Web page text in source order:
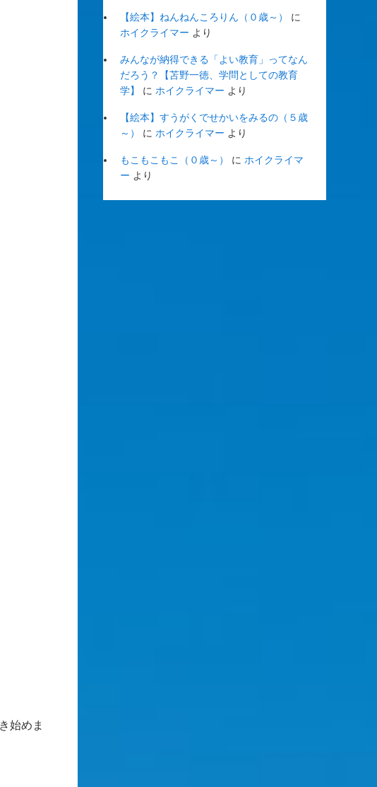
始めま
【絵本】ねんねんころりん（０歳～）
に
ホイクライマー より
みんなが納得できる「よい教育」ってなん
だろう？【苫野一徳、学問としての教育
学】
に ホイクライマー より
【絵本】すうがくでせかいをみるの（５歳
～）
に ホイクライマー より
もこもこもこ（０歳～） に ホイクライマ
ー より